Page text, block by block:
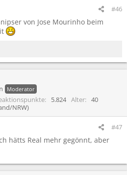
#46
von Jose Mourinho beim
Moderator
5.824 Alter
40
NRW)
#47
hätts Real mehr gegönnt, aber